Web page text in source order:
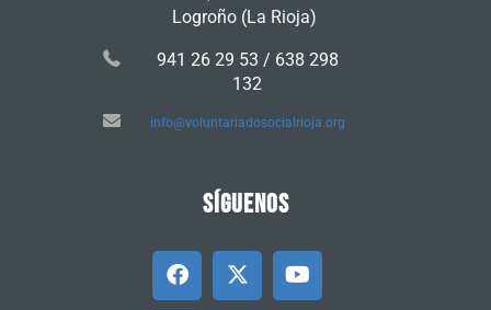
Logroño (La Rioja)
941 26 29 53 / 638 298
132
info@voluntariadosocialrioja.org
SÍGUENOS